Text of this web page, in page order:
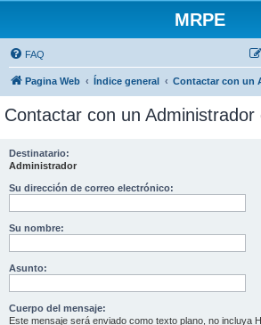
MRPE
FAQ
Pagina Web Índice general Contactar con un
Contactar con un Administrador
Destinatario:
Administrador
Su dirección de correo electrónico:
Su nombre:
Asunto:
Cuerpo del mensaje:
Este mensaje será enviado como texto plano, no incluya